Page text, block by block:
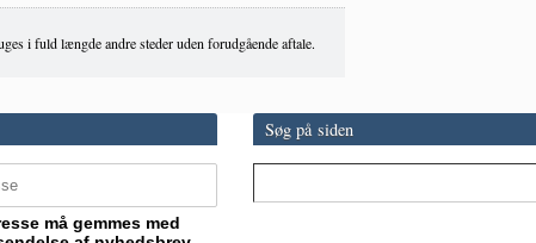
i fuld længde andre steder uden forudgående aftale.
må gemmes med
Søg på siden